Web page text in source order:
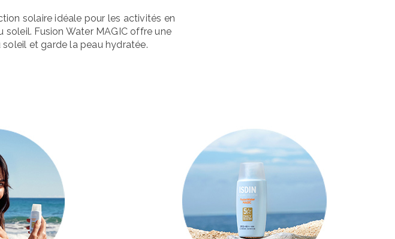
solaire idéale pour les activités en
soleil. Fusion Water MAGIC offre une
et garde la peau hydratée.